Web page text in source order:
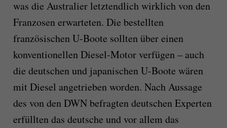
was die Australier letztendlich wirklich von den
Franzosen erwarteten. Die bestellten
französischen U-Boote sollten über einen
konventionellen Diesel-Motor verfügen – auch
die deutschen und japanischen U-Boote wären
mit Diesel angetrieben worden. Nach Aussage
des von den DWN befragten deutschen Experten
erfüllten das deutsche und vor allem das